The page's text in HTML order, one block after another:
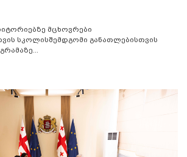
მცხოვრები
სკოლისშემდგომი განათლებისთვის